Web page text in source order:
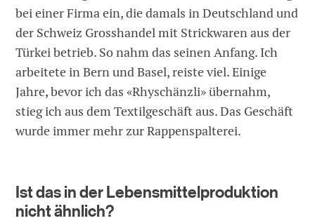
bei einer Firma ein, die damals in Deutschland und
der Schweiz Grosshandel mit Strickwaren aus der
Türkei betrieb. So nahm das seinen Anfang. Ich
arbeitete in Bern und Basel, reiste viel. Einige
Jahre, bevor ich das «Rhyschänzli» übernahm,
stieg ich aus dem Textilgeschäft aus. Das Geschäft
wurde immer mehr zur Rappenspalterei.
Ist das in der Lebensmittelproduktion
nicht ähnlich?